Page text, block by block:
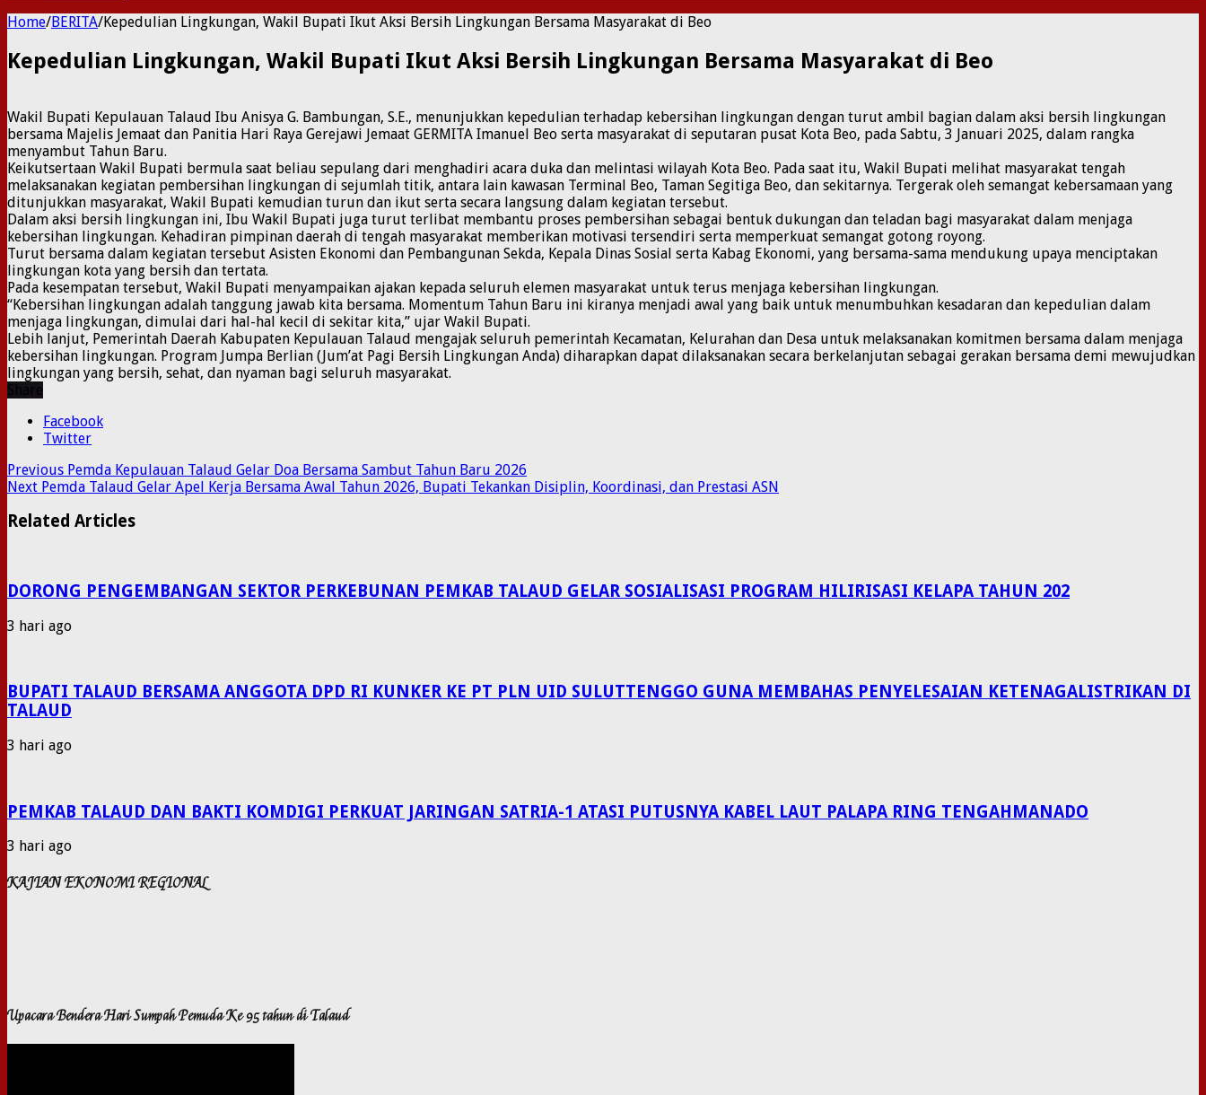
Home/BERITA/Kepedulian Lingkungan, Wakil Bupati Ikut Aksi Bersih Lingkungan Bersama Masyarakat di Beo
Kepedulian Lingkungan, Wakil Bupati Ikut Aksi Bersih Lingkungan Bersama Masyarakat di Beo
Wakil Bupati Kepulauan Talaud Ibu Anisya G. Bambungan, S.E., menunjukkan kepedulian terhadap kebersihan lingkungan dengan turut ambil bagian dalam aksi bersih lingkungan
bersama Majelis Jemaat dan Panitia Hari Raya Gerejawi Jemaat GERMITA Imanuel Beo serta masyarakat di seputaran pusat Kota Beo, pada Sabtu, 3 Januari 2025, dalam rangka
menyambut Tahun Baru.
Keikutsertaan Wakil Bupati bermula saat beliau sepulang dari menghadiri acara duka dan melintasi wilayah Kota Beo. Pada saat itu, Wakil Bupati melihat masyarakat tengah
melaksanakan kegiatan pembersihan lingkungan di sejumlah titik, antara lain kawasan Terminal Beo, Taman Segitiga Beo, dan sekitarnya. Tergerak oleh semangat kebersamaan yang
ditunjukkan masyarakat, Wakil Bupati kemudian turun dan ikut serta secara langsung dalam kegiatan tersebut.
Dalam aksi bersih lingkungan ini, Ibu Wakil Bupati juga turut terlibat membantu proses pembersihan sebagai bentuk dukungan dan teladan bagi masyarakat dalam menjaga
kebersihan lingkungan. Kehadiran pimpinan daerah di tengah masyarakat memberikan motivasi tersendiri serta memperkuat semangat gotong royong.
Turut bersama dalam kegiatan tersebut Asisten Ekonomi dan Pembangunan Sekda, Kepala Dinas Sosial serta Kabag Ekonomi, yang bersama-sama mendukung upaya menciptakan
lingkungan kota yang bersih dan tertata.
Pada kesempatan tersebut, Wakil Bupati menyampaikan ajakan kepada seluruh elemen masyarakat untuk terus menjaga kebersihan lingkungan.
“Kebersihan lingkungan adalah tanggung jawab kita bersama. Momentum Tahun Baru ini kiranya menjadi awal yang baik untuk menumbuhkan kesadaran dan kepedulian dalam
menjaga lingkungan, dimulai dari hal-hal kecil di sekitar kita,” ujar Wakil Bupati.
Lebih lanjut, Pemerintah Daerah Kabupaten Kepulauan Talaud mengajak seluruh pemerintah Kecamatan, Kelurahan dan Desa untuk melaksanakan komitmen bersama dalam menjaga
kebersihan lingkungan. Program Jumpa Berlian (Jum’at Pagi Bersih Lingkungan Anda) diharapkan dapat dilaksanakan secara berkelanjutan sebagai gerakan bersama demi mewujudkan
lingkungan yang bersih, sehat, dan nyaman bagi seluruh masyarakat.
Facebook
Twitter
Previous Pemda Kepulauan Talaud Gelar Doa Bersama Sambut Tahun Baru 2026
Next Pemda Talaud Gelar Apel Kerja Bersama Awal Tahun 2026, Bupati Tekankan Disiplin, Koordinasi, dan Prestasi ASN
Related Articles
DORONG PENGEMBANGAN SEKTOR PERKEBUNAN PEMKAB TALAUD GELAR SOSIALISASI PROGRAM HILIRISASI KELAPA TAHUN 202
3 hari ago
BUPATI TALAUD BERSAMA ANGGOTA DPD RI KUNKER KE PT PLN UID SULUTTENGGO GUNA MEMBAHAS PENYELESAIAN KETENAGALISTRIKAN DI
TALAUD
3 hari ago
PEMKAB TALAUD DAN BAKTI KOMDIGI PERKUAT JARINGAN SATRIA-1 ATASI PUTUSNYA KABEL LAUT PALAPA RING TENGAHMANADO
3 hari ago
KAJIAN EKONOMI REGIONAL
Upacara Bendera Hari Sumpah Pemuda Ke 95 tahun di Talaud